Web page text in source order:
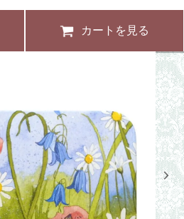
カートを見る